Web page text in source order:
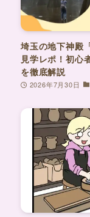
埼玉の地下神殿
見学レポ！初心
を徹底解説
2026年7月30日